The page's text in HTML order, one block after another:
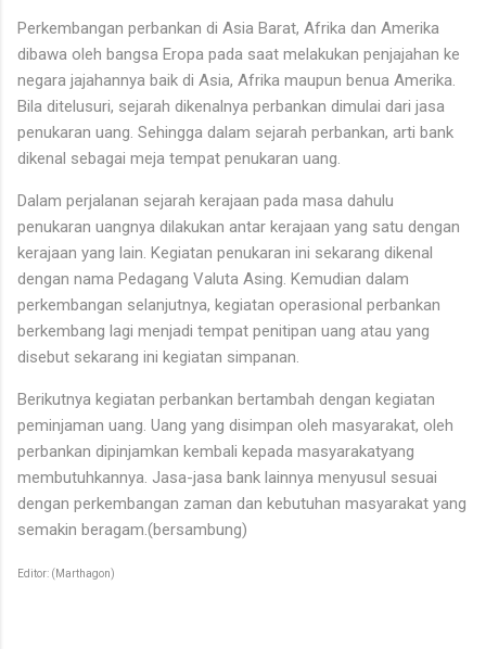
Perkembangan perbankan di Asia Barat, Afrika dan Amerika
dibawa oleh bangsa Eropa pada saat melakukan penjajahan ke
negara jajahannya baik di Asia, Afrika maupun benua Amerika.
Bila ditelusuri, sejarah dikenalnya perbankan dimulai dari jasa
penukaran uang. Sehingga dalam sejarah perbankan, arti bank
dikenal sebagai meja tempat penukaran uang.
Dalam perjalanan sejarah kerajaan pada masa dahulu
penukaran uangnya dilakukan antar kerajaan yang satu dengan
kerajaan yang lain. Kegiatan penukaran ini sekarang dikenal
dengan nama Pedagang Valuta Asing. Kemudian dalam
perkembangan selanjutnya, kegiatan operasional perbankan
berkembang lagi menjadi tempat penitipan uang atau yang
disebut sekarang ini kegiatan simpanan.
Berikutnya kegiatan perbankan bertambah dengan kegiatan
peminjaman uang. Uang yang disimpan oleh masyarakat, oleh
perbankan dipinjamkan kembali kepada masyarakatyang
membutuhkannya. Jasa-jasa bank lainnya menyusul sesuai
dengan perkembangan zaman dan kebutuhan masyarakat yang
semakin beragam.(bersambung)
Editor: (Marthagon)